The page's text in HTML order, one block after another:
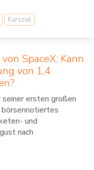
Kursziel
SpaceX: Kann
von 1,4
ersten großen
und
nach